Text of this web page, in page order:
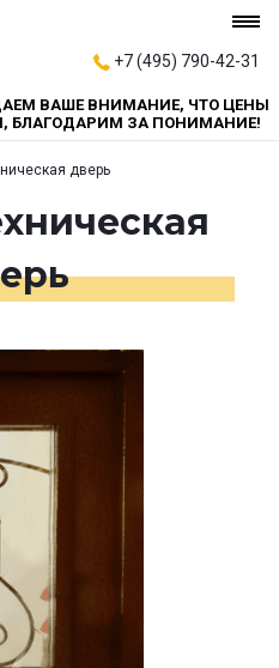
+7 (495) 790-42-31
ВАШЕ ВНИМАНИЕ, ЧТО ЦЕНЫ
БЛАГОДАРИМ ЗА ПОНИМАНИЕ!
дверь